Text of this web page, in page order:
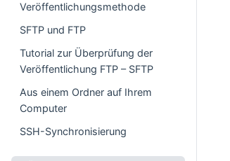
Veröffentlichungsmethode
SFTP und FTP
Tutorial zur Überprüfung der
Veröffentlichung FTP – SFTP
Aus einem Ordner auf Ihrem
Computer
SSH-Synchronisierung